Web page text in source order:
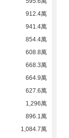
912.4萬
941.4萬
854.4萬
608.8萬
668.3萬
664.9萬
627.6萬
1,296萬
896.1萬
1,084.7萬